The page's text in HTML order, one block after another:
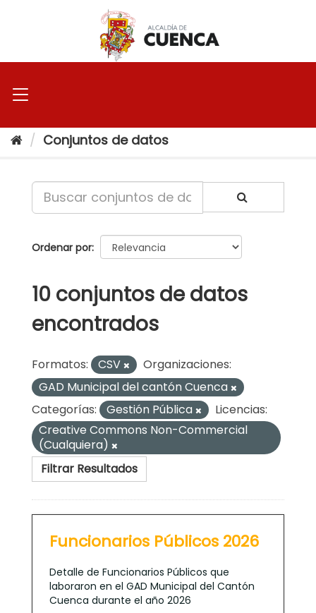
Conjuntos de datos
Ordenar por
10 conjuntos de datos
encontrados
Formatos: CSV
Organizaciones:
GAD Municipal del cantón Cuenca
Categorías:
Gestión Pública
Licencias:
Creative Commons Non-Commercial
(Cualquiera)
Filtrar Resultados
Funcionarios Públicos 2026
Detalle de Funcionarios Públicos que
laboraron en el GAD Municipal del Cantón
Cuenca durante el año 2026